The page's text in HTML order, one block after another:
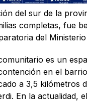
del sur de la
completas, fue
del Ministerio
es un
en el
a 3,5 kilómetros
En la actualidad,